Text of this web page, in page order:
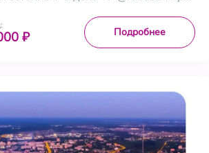
₽ Подробнее